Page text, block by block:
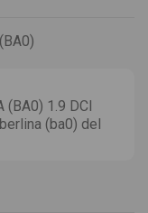
(BA0) 1.9 DCI
(ba0) del